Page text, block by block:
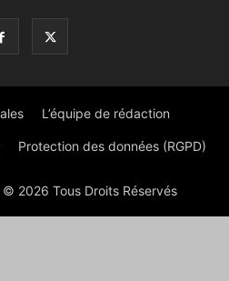
L’équipe de rédaction
Protection des données (RGPD)
2026 Tous Droits Réservés